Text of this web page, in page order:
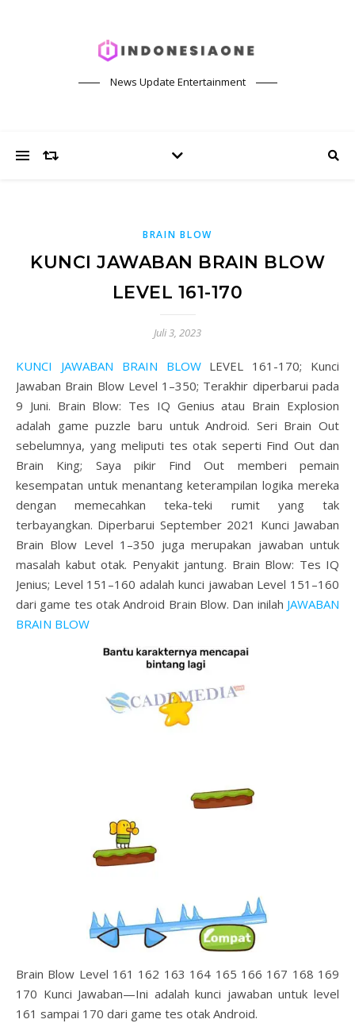
News Update Entertainment
BRAIN BLOW
KUNCI JAWABAN BRAIN BLOW
LEVEL 161-170
Juli 3, 2023
KUNCI JAWABAN BRAIN BLOWLEVEL 161-170; Kunci
Jawaban Brain Blow Level 1–350; Terakhir diperbarui pada
9 Juni. Brain Blow: Tes IQ Genius atau Brain Explosion
adalah game puzzle baru untuk Android. Seri Brain Out
sebelumnya, yang meliputi tes otak seperti Find Out dan
Brain King; Saya pikir Find Out memberi pemain
kesempatan untuk menantang keterampilan logika mereka
dengan memecahkan teka-teki rumit yang tak
terbayangkan. Diperbarui September 2021 Kunci Jawaban
Brain Blow Level 1–350 juga merupakan jawaban untuk
masalah kabut otak. Penyakit jantung. Brain Blow: Tes IQ
Jenius; Level 151–160 adalah kunci jawaban Level 151–160
dari game tes otak Android Brain Blow. Dan inilah JAWABAN
BRAIN BLOW
Brain Blow Level 161 162 163 164 165 166 167 168 169
170 Kunci Jawaban—Ini adalah kunci jawaban untuk level
161 sampai 170 dari game tes otak Android.